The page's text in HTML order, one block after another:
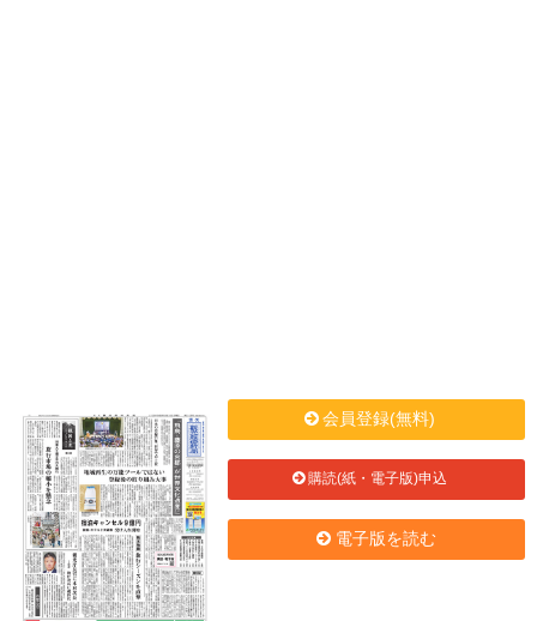
会員登録(無料)
購読(紙・電子版)申込
電子版を読む